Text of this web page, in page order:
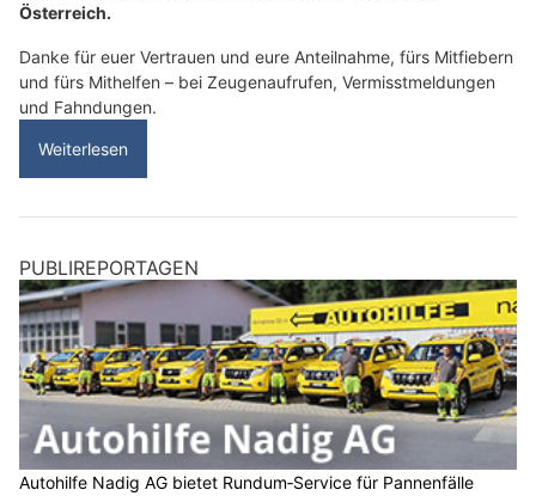
Österreich.
Danke für euer Vertrauen und eure Anteilnahme, fürs Mitfiebern
und fürs Mithelfen – bei Zeugenaufrufen, Vermisstmeldungen
und Fahndungen.
Weiterlesen
PUBLIREPORTAGEN
Autohilfe Nadig AG bietet Rundum‑Service für Pannenfälle